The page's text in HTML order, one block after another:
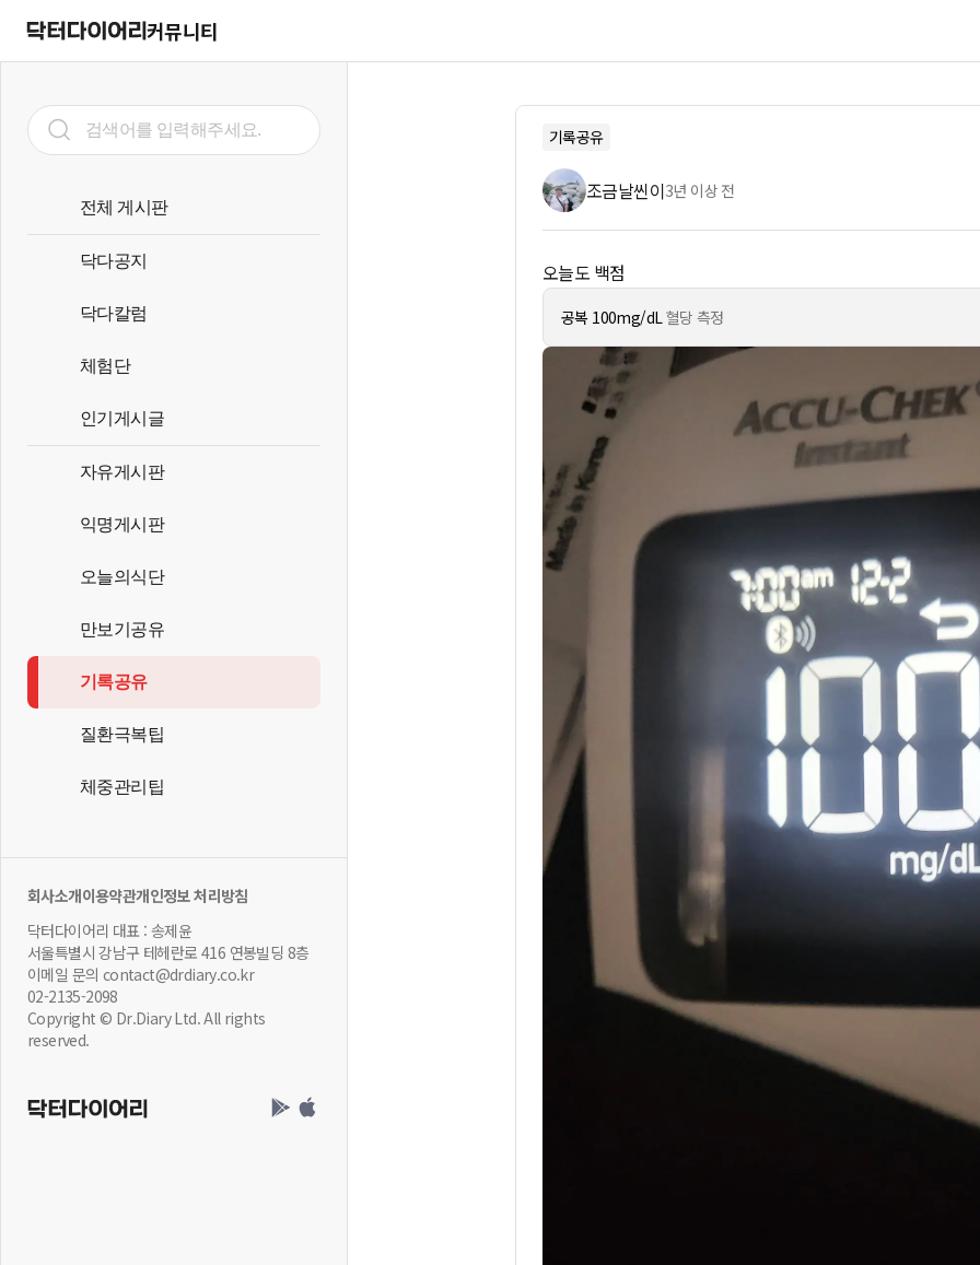
커뮤니티
전체 게시판
닥다공지
닥다칼럼
체험단
인기게시글
자유게시판
익명게시판
오늘의식단
만보기공유
기록공유
질환극복팁
체중관리팁
회사소개이용약관개인정보 처리방침
닥터다이어리 대표 : 송제윤
서울특별시 강남구 테헤란로 416 연봉빌딩 8층
이메일 문의 contact@drdiary.co.kr
02-2135-2098
Copyright © Dr.Diary Ltd. All rights
reserved.
기록공유
조금날씬이3년 이상 전
오늘도 백점
공복 100mg/dL혈당 측정